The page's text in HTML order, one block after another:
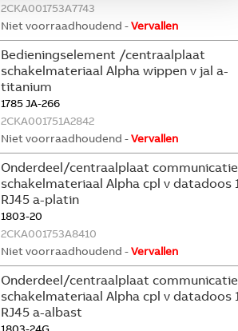
2CKA001753A7743
Niet voorraadhoudend -Vervallen
Bedieningselement /centraalplaat
schakelmateriaal Alpha wippen v jal a-
titanium
1785 JA-266
2CKA001751A2842
Niet voorraadhoudend -Vervallen
Onderdeel/centraalplaat
schakelmateriaal Alpha cpl v datadoos
RJ45 a-platin
1803-20
2CKA001753A8410
Niet voorraadhoudend -Vervallen
Onderdeel/centraalplaat
schakelmateriaal Alpha cpl v datadoos
RJ45 a-albast